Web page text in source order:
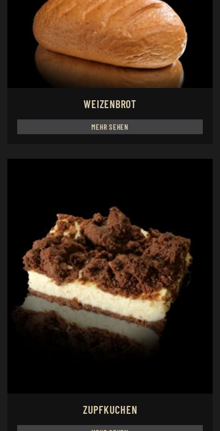
WEIZENBROT
MEHR SEHEN
ZUPFKUCHEN